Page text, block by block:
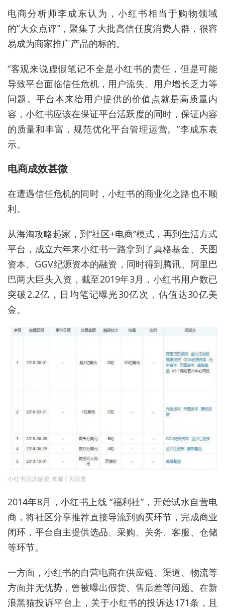
电商分析师李成东认为，小红书相当于购物领域
的“大众点评”，聚集了大批高信任度消费人群，很容
易成为商家推广产品的标的。
“客观来说虚假笔记不全是小红书的责任，但是可能
导致平台面临信任危机，用户流失、用户增长乏力等
问题。平台本来给用户提供的价值点就是高质量内
容，小红书应该在保证平台活跃度的同时，保证内容
的质量和丰富，规范优化平台管理运营。”李成东表
示。
电商成效甚微
在遭遇信任危机的同时，小红书的商业化之路也不顺
利。
从海淘攻略起家，到“社区+电商”模式，再到生活方式
平台，成立六年来小红书一路拿到了真格基金、天图
资本、GGV纪源资本的融资，同时得到腾讯、阿里巴
巴两大巨头入资，截至2019年3月，小红书用户数已
突破2.2亿，日均笔记曝光30亿次，估值达30亿美
金。
小红书历次融资 来源 / 天眼查
2014年8月，小红书上线 “福利社”，开始试水自营电
商，将社区分享推荐直接导流到购买环节，完成商业
闭环，平台自主提供选品、采购、关务、客服、仓储
等环节。
一方面，小红书的自营电商在供应链、渠道、物流等
方面并无优势，曾被曝出假货、售后差等问题。在新
浪黑猫投诉平台上，关于小红书的投诉达171条，且